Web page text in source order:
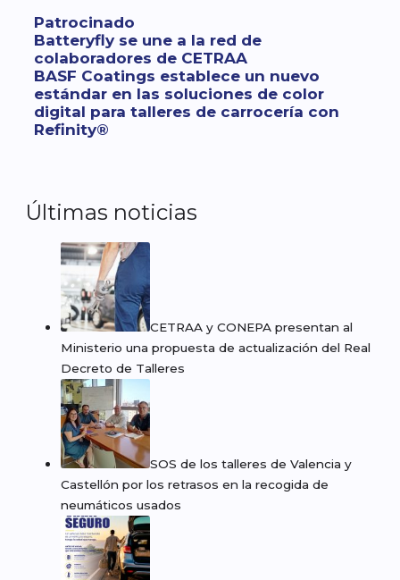
Categorías
Patrocinado
Batteryfly se une a la red de
colaboradores de CETRAA
BASF Coatings establece un nuevo
estándar en las soluciones de color
digital para talleres de carrocería con
Refinity®
Últimas noticias
CETRAA y CONEPA presentan al
Ministerio una propuesta de actualización del Real
Decreto de Talleres
SOS de los talleres de Valencia y
Castellón por los retrasos en la recogida de
neumáticos usados